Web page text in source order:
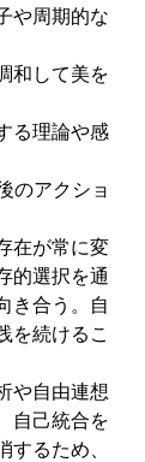
や周期的な
和して美を
る理論や感
のアクショ
在が常に変
的選択を通
き合う。自
を続けるこ
や自由連想
自己統合を
するため、